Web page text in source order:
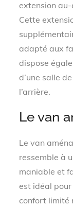
extension
Cette
adapté aux
dispose
d’une salle
l’arrière.
Le van
Le van
ressemble à
maniable et
est idéal
confort limité